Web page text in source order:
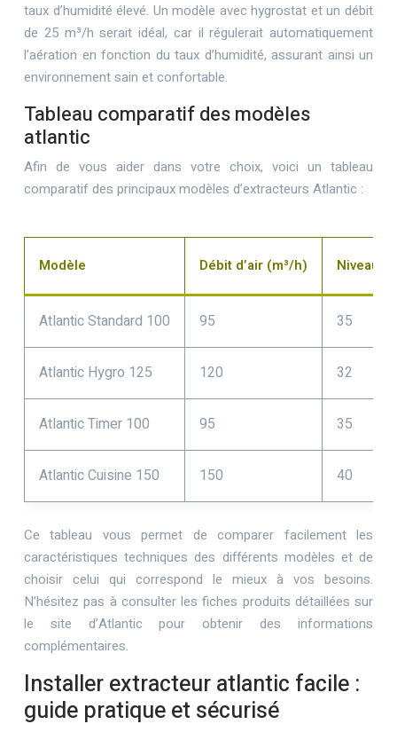
taux d’humidité élevé. Un modèle avec hygrostat et un débit
de 25 m³/h serait idéal, car il régulerait automatiquement
l’aération en fonction du taux d’humidité, assurant ainsi un
environnement sain et confortable.
Tableau comparatif des modèles
atlantic
Afin de vous aider dans votre choix, voici un tableau
comparatif des principaux modèles d’extracteurs Atlantic :
Modèle Débit d’air (m³/h) Niveau
Atlantic Standard 100 95 35
Atlantic Hygro 125 120 32
Atlantic Timer 100 95 35
Atlantic Cuisine 150 150 40
Ce tableau vous permet de comparer facilement les
caractéristiques techniques des différents modèles et de
choisir celui qui correspond le mieux à vos besoins.
N’hésitez pas à consulter les fiches produits détaillées sur
le site d’Atlantic pour obtenir des informations
complémentaires.
Installer extracteur atlantic facile :
guide pratique et sécurisé